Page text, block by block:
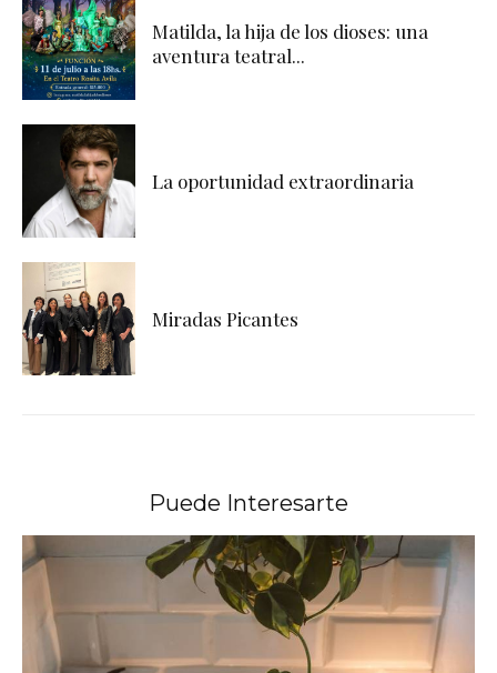
Matilda, la hija de los dioses: una
aventura teatral...
La oportunidad extraordinaria
Miradas Picantes
Puede Interesarte